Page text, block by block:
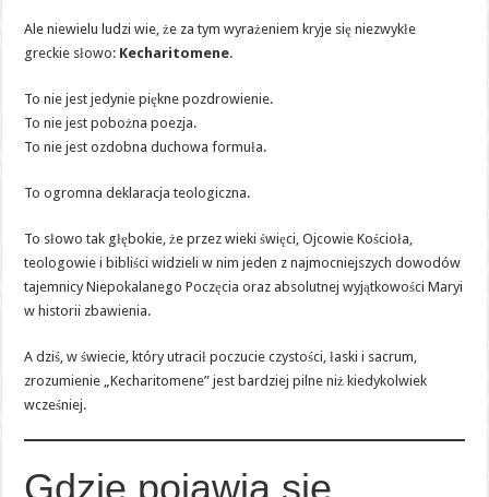
Ale niewielu ludzi wie, że za tym wyrażeniem kryje się niezwykłe
greckie słowo: Kecharitomene.
To nie jest jedynie piękne pozdrowienie.
To nie jest pobożna poezja.
To nie jest ozdobna duchowa formuła.
To ogromna deklaracja teologiczna.
To słowo tak głębokie, że przez wieki święci, Ojcowie Kościoła,
teologowie i bibliści widzieli w nim jeden z najmocniejszych dowodów
tajemnicy Niepokalanego Poczęcia oraz absolutnej wyjątkowości Maryi
w historii zbawienia.
A dziś, w świecie, który utracił poczucie czystości, łaski i sacrum,
zrozumienie „Kecharitomene” jest bardziej pilne niż kiedykolwiek
wcześniej.
Gdzie pojawia się